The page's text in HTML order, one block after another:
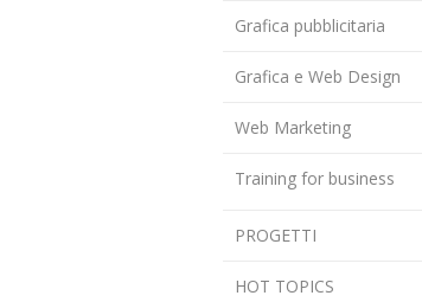
Grafica pubblicitaria
Grafica e Web Design
Web Marketing
Training for business
PROGETTI
HOT TOPICS